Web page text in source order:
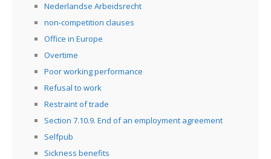
Nederlandse Arbeidsrecht
non-competition clauses
Office in Europe
Overtime
Poor working performance
Refusal to work
Restraint of trade
Section 7.10.9. End of an employment agreement
Selfpub
Sickness benefits